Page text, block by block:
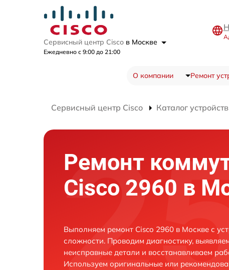
Сервисный центр Cisco в Москве
Ежедневно с 9:00 до 21:00
О компании Ремонт
Сервисный центр Cisco Каталог устройств
Ремонт
Cisco 2960 в
Выполняем ремонт Cisco 2960 в Москве с
сложности. Проводим диагностику,
неисправные детали и восстанавливаем
Используем оригинальные или